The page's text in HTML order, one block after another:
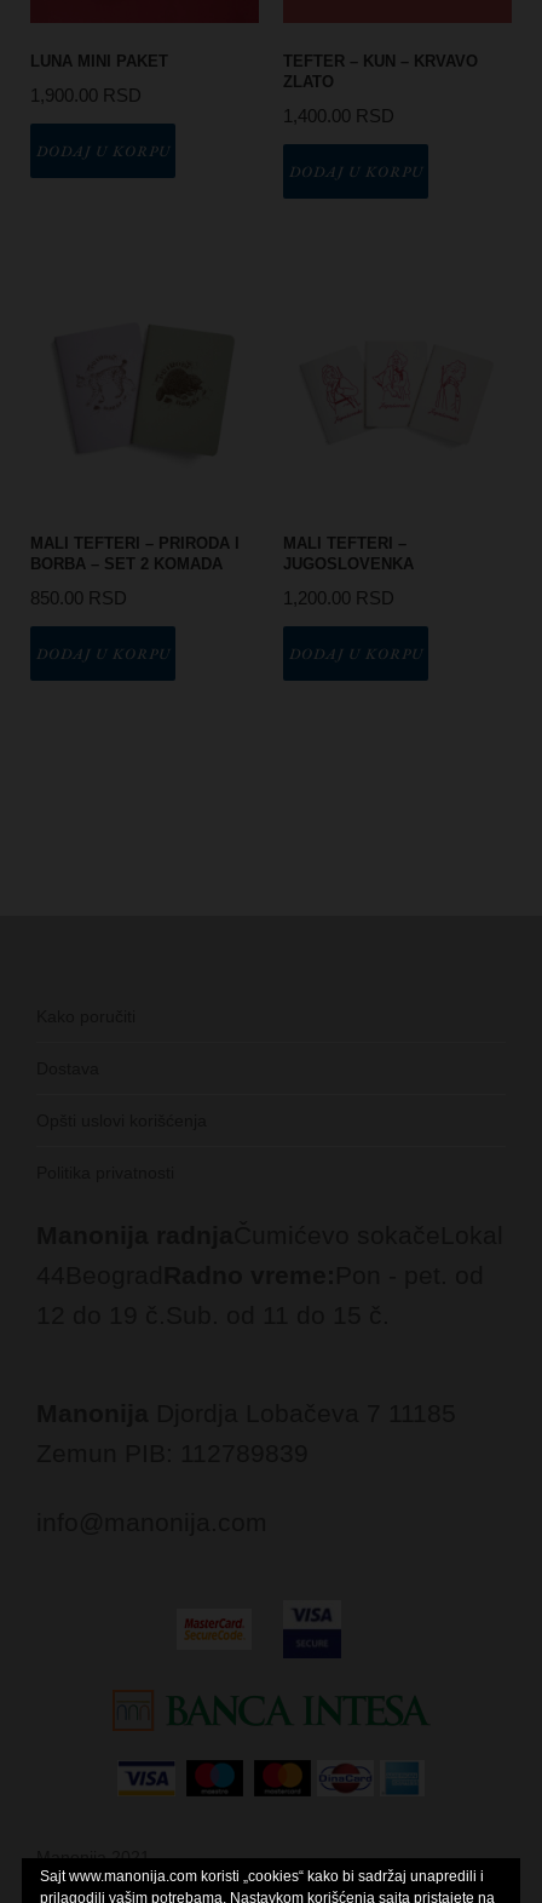
LUNA MINI PAKET
1,900.00 RSD
DODAJ U KORPU
TEFTER – KUN – KRVAVO
ZLATO
1,400.00 RSD
DODAJ U KORPU
MALI TEFTERI – PRIRODA I
BORBA – SET 2 KOMADA
850.00 RSD
DODAJ U KORPU
MALI TEFTERI –
JUGOSLOVENKA
1,200.00 RSD
DODAJ U KORPU
Manonija 2021
Theme byColorlibPowered byWordPress
Sajt www.manonija.com koristi „cookies“ kako bi sadržaj unapredili i
prilagodili vašim potrebama. Nastavkom korišćenja sajta pristajete na